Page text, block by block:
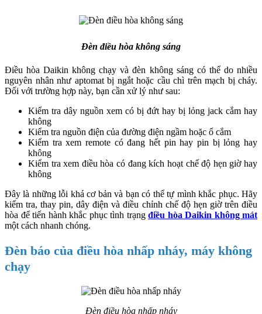
Đèn điều hòa không sáng
Điều hòa Daikin không chạy và đèn không sáng có thể do nhiều
nguyên nhân như aptomat bị ngắt hoặc cầu chì trên mạch bị cháy.
Đối với trường hợp này, bạn cần xử lý như sau:
Kiểm tra dây nguồn xem có bị đứt hay bị lỏng jack cắm hay
không
Kiểm tra nguồn điện của đường điện ngầm hoặc ổ cắm
Kiểm tra xem remote có đang hết pin hay pin bị lỏng hay
không
Kiểm tra xem điều hòa có đang kích hoạt chế độ hẹn giờ hay
không
Đây là những lỗi khá cơ bản và bạn có thể tự mình khắc phục. Hãy
kiểm tra, thay pin, dây điện và điều chỉnh chế độ hẹn giờ trên điều
hòa để tiến hành khắc phục tình trạng điều hòa Daikin không mát
một cách nhanh chóng.
Đèn báo của điều hòa nhấp nháy, máy không
chạy
Đèn điều hòa nhấp nháy